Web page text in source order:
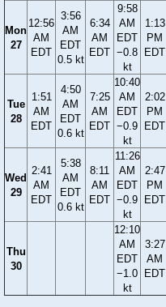
Mon
27
12:56
AM
EDT
3:56
AM
EDT
0.5 kt
6:34
AM
EDT
9:58
AM
EDT
−0.8
kt
1:13
PM
EDT
Tue
28
1:51
AM
EDT
4:50
AM
EDT
0.6 kt
7:25
AM
EDT
10:40
AM
EDT
−0.9
kt
2:02
PM
EDT
Wed
29
2:41
AM
EDT
5:38
AM
EDT
0.6 kt
8:11
AM
EDT
11:26
AM
EDT
−0.9
kt
2:47
PM
EDT
Thu
30
12:10
AM
EDT
−1.0
kt
3:27
AM
EDT